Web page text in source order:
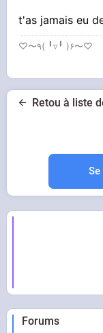
t'as jamais eu
♡〜٩( ╹▿╹ )۶〜♡
Retou à liste
Forums